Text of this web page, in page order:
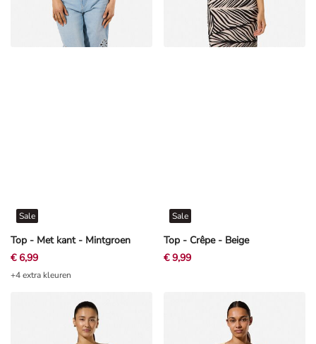
Top - Met kant - Mintgroen
Sale
€ 6,99
+4 extra kleuren
Top - Crêpe - Beige
Sale
€ 9,99